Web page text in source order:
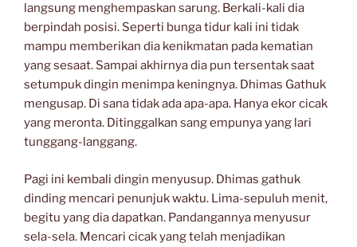
langsung menghempaskan sarung. Berkali-kali dia
berpindah posisi. Seperti bunga tidur kali ini tidak
mampu memberikan dia kenikmatan pada kematian
yang sesaat. Sampai akhirnya dia pun tersentak saat
setumpuk dingin menimpa keningnya. Dhimas Gathuk
mengusap. Di sana tidak ada apa-apa. Hanya ekor cicak
yang meronta. Ditinggalkan sang empunya yang lari
tunggang-langgang.
Pagi ini kembali dingin menyusup. Dhimas gathuk
dinding mencari penunjuk waktu. Lima-sepuluh menit,
begitu yang dia dapatkan. Pandangannya menyusur
sela-sela. Mencari cicak yang telah menjadikan